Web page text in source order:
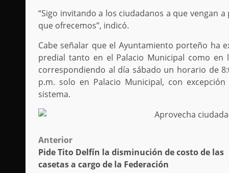
“Sigo invitando a los ciudadanos a que vengan
que ofrecemos”, indicó.
Cabe señalar que el Ayuntamiento porteño ha
predial tanto en el Palacio Municipal como
correspondiendo al día sábado un horario de
p.m. solo en Palacio Municipal, con
sistema.
Post
navigation
Anterior
Pide Tito Delfín la disminución de costo de las
casetas a cargo de la Federación